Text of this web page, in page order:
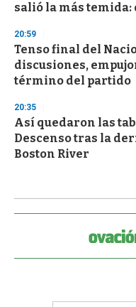
salió la más
20:59
Tenso final del
discusiones,
término del partido
20:35
Así quedaron las
Descenso tras la
Boston River